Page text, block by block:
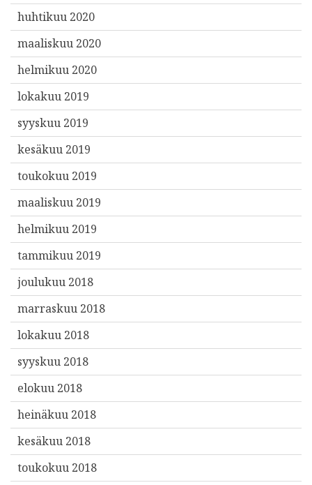
huhtikuu 2020
maaliskuu 2020
helmikuu 2020
lokakuu 2019
syyskuu 2019
kesäkuu 2019
toukokuu 2019
maaliskuu 2019
helmikuu 2019
tammikuu 2019
joulukuu 2018
marraskuu 2018
lokakuu 2018
syyskuu 2018
elokuu 2018
heinäkuu 2018
kesäkuu 2018
toukokuu 2018